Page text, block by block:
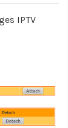
IPTV